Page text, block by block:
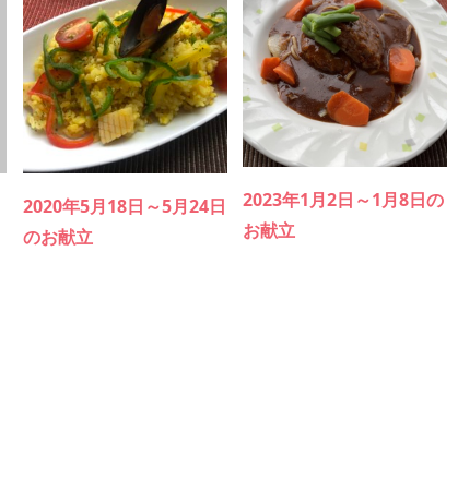
2020年5月18日～5月24日
のお献立
2023年1月2日～1月8日の
お献立